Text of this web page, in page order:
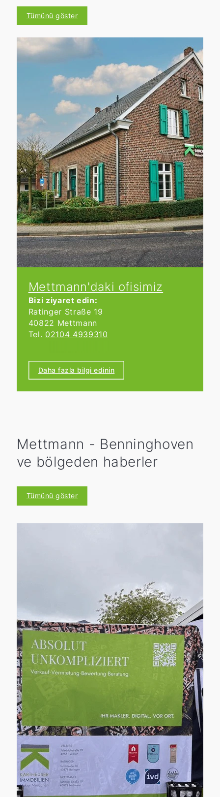
müzakerelerle belirlenir. Burada,
gayrimenkulünüzün sunumu ve
oynar.
İpucu:
Mettmann'daki
gayrimenkulünüzün fiyatının piyasa
koşullarına uygun olduğundan emin
olmak mı istiyorsunuz?
Kartheuser
Immobilien, ayrıntılı bir değer belirleme
ile size yardımcı olur ve tüm satış süreci
boyunca size eşlik eder.
güzelleştirmek gibi küçük yenileme
çalışmaları, Mettmann'daki
gayrimenkulünüzün değerini
artırabilir ve satış şansını artırabilir.
Mettmann'daki evinizi özel olarak
satıyorsanız, emlak portalları,
profesyonel fotoğraflar veya tanıtım
broşürü tasarımı için masraflar
ortaya çıkabilir.
İpucu:
Kartheuser Immobilien'in
deneyimli emlakçılar, tüm satış süreci
boyunca size eşlik eder ve gereksiz
masrafları önlemenize yardımcı olur.
Desteğimizle, Mettmann'daki evinizi
başarılı ve yasal olarak güvenli bir
şekilde satabilirsiniz.
Tümünü göster
Mettmann'daki ofisimiz
Bizi ziyaret edin:
Ratinger Straße 19
40822 Mettmann
Tel. 02104 4939310
Bireysel randevu ile.
Daha fazla bilgi edinin
Mettmann - Benninghoven
ve bölgeden haberler
Tümünü göster